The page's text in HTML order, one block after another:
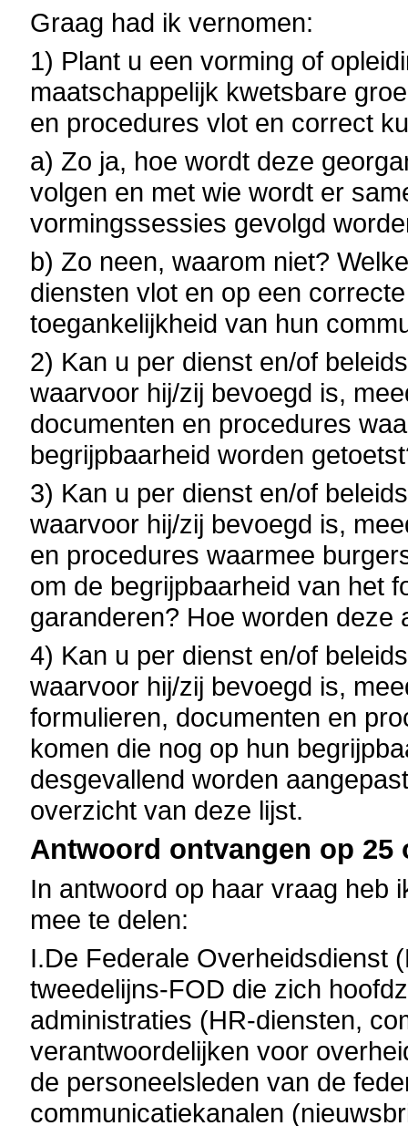
Graag had ik vernomen:
1) Plant u een vorming of
maatschappelijk kwetsbare
en procedures vlot en correct
a) Zo ja, hoe wordt deze
volgen en met wie wordt er
vormingssessies gevolgd
b) Zo neen, waarom niet?
diensten vlot en op een
toegankelijkheid van hun
2) Kan u per dienst en/of
waarvoor hij/zij bevoegd is,
documenten en procedures
begrijpbaarheid worden
3) Kan u per dienst en/of
waarvoor hij/zij bevoegd is,
en procedures waarmee
om de begrijpbaarheid van het
garanderen? Hoe worden deze
4) Kan u per dienst en/of
waarvoor hij/zij bevoegd is,
formulieren, documenten en
komen die nog op hun
desgevallend worden
overzicht van deze lijst.
Antwoord ontvangen op 25
In antwoord op haar vraag heb
mee te delen:
I.De Federale Overheidsdienst
tweedelijns-FOD die zich
administraties (HR-diensten,
verantwoordelijken voor
de personeelsleden van de
communicatiekanalen